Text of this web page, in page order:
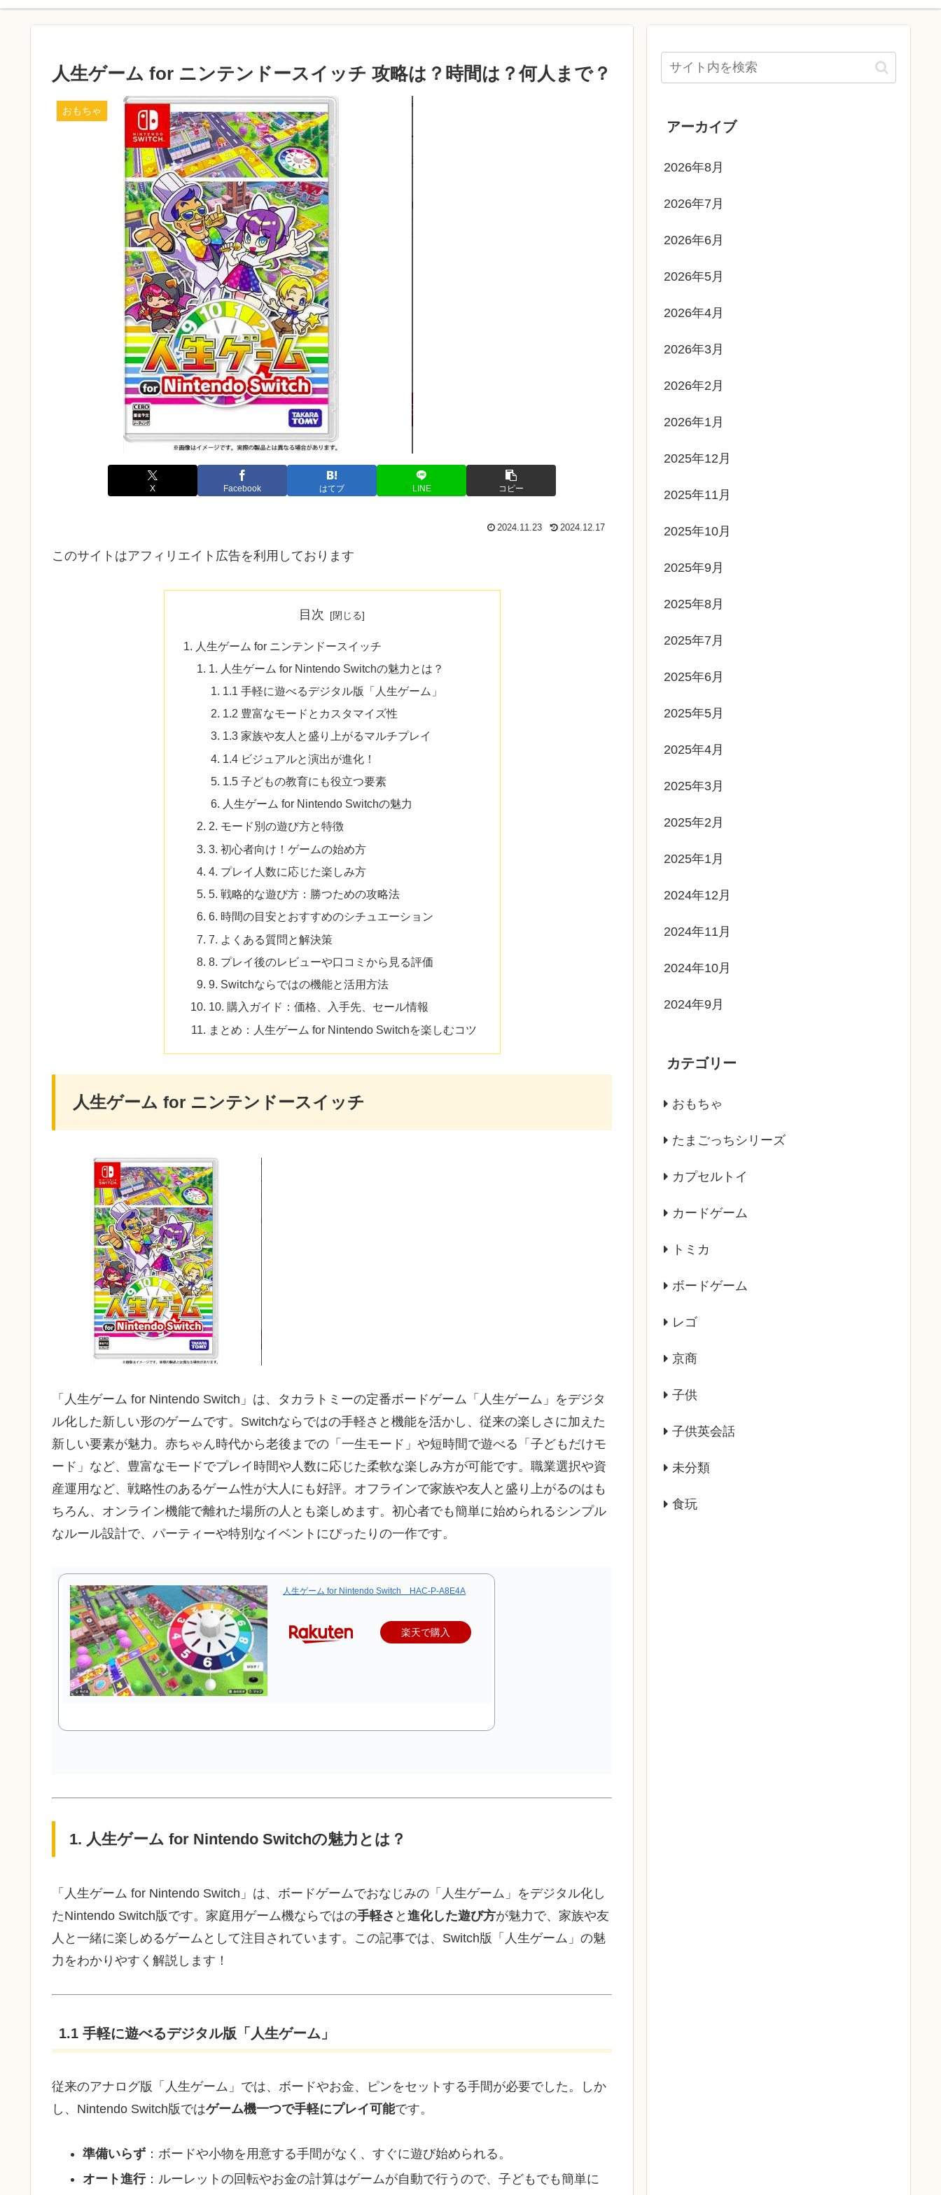
人生ゲーム for ニンテンドースイッチ 攻略は？時間は？何人まで？
おもちゃ
X Facebook はてブ LINE コピー
2024.11.23 2024.12.17
このサイトはアフィリエイト広告を利用しております
目次
人生ゲーム for ニンテンドースイッチ
1. 人生ゲーム for Nintendo Switchの魅力とは？
1.1 手軽に遊べるデジタル版「人生ゲーム」
1.2 豊富なモードとカスタマイズ性
1.3 家族や友人と盛り上がるマルチプレイ
1.4 ビジュアルと演出が進化！
1.5 子どもの教育にも役立つ要素
人生ゲーム for Nintendo Switchの魅力
2. モード別の遊び方と特徴
3. 初心者向け！ゲームの始め方
4. プレイ人数に応じた楽しみ方
5. 戦略的な遊び方：勝つための攻略法
6. 時間の目安とおすすめのシチュエーション
7. よくある質問と解決策
8. プレイ後のレビューや口コミから見る評価
9. Switchならではの機能と活用方法
10. 購入ガイド：価格、入手先、セール情報
まとめ：人生ゲーム for Nintendo Switchを楽しむコツ
人生ゲーム for ニンテンドースイッチ
「人生ゲーム for Nintendo Switch」は、タカラトミーの定番ボードゲーム「人生ゲーム」をデジタ
ル化した新しい形のゲームです。Switchならではの手軽さと機能を活かし、従来の楽しさに加えた
新しい要素が魅力。赤ちゃん時代から老後までの「一生モード」や短時間で遊べる「子どもだけモ
ード」など、豊富なモードでプレイ時間や人数に応じた柔軟な楽しみ方が可能です。職業選択や資
産運用など、戦略性のあるゲーム性が大人にも好評。オフラインで家族や友人と盛り上がるのはも
ちろん、オンライン機能で離れた場所の人とも楽しめます。初心者でも簡単に始められるシンプル
なルール設計で、パーティーや特別なイベントにぴったりの一作です。
人生ゲーム for Nintendo Switch HAC-P-A8E4A
楽天で購入
1. 人生ゲーム for Nintendo Switchの魅力とは？
「人生ゲーム for Nintendo Switch」は、ボードゲームでおなじみの「人生ゲーム」をデジタル化し
たNintendo Switch版です。家庭用ゲーム機ならではの手軽さ と 進化した遊び方が魅力で、家族や友
人と一緒に楽しめるゲームとして注目されています。この記事では、Switch版「人生ゲーム」の魅
力をわかりやすく解説します！
1.1 手軽に遊べるデジタル版「人生ゲーム」
従来のアナログ版「人生ゲーム」では、ボードやお金、ピンをセットする手間が必要でした。しか
し、Nintendo Switch版ではゲーム機一つで手軽にプレイ可能です。
準備いらず：ボードや小物を用意する手間がなく、すぐに遊び始められる。
オート進行：ルーレットの回転やお金の計算はゲームが自動で行うので、子どもでも簡単に
アーカイブ
2026年8月
2026年7月
2026年6月
2026年5月
2026年4月
2026年3月
2026年2月
2026年1月
2025年12月
2025年11月
2025年10月
2025年9月
2025年8月
2025年7月
2025年6月
2025年5月
2025年4月
2025年3月
2025年2月
2025年1月
2024年12月
2024年11月
2024年10月
2024年9月
カテゴリー
おもちゃ
たまごっちシリーズ
カプセルトイ
カードゲーム
トミカ
ボードゲーム
レゴ
京商
子供
子供英会話
未分類
食玩